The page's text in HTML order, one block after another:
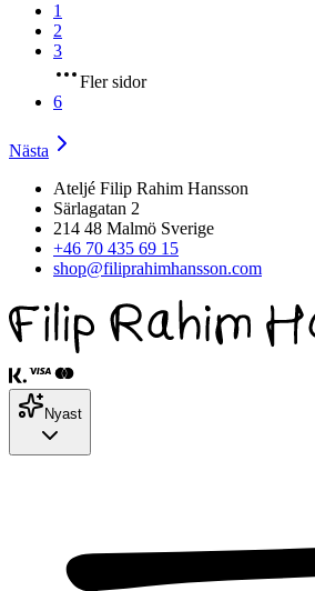
1
2
3
Fler sidor
6
Nästa
Ateljé Filip Rahim Hansson
Särlagatan 2
214 48 Malmö Sverige
+46 70 435 69 15
shop@filiprahimhansson.com
Nyast